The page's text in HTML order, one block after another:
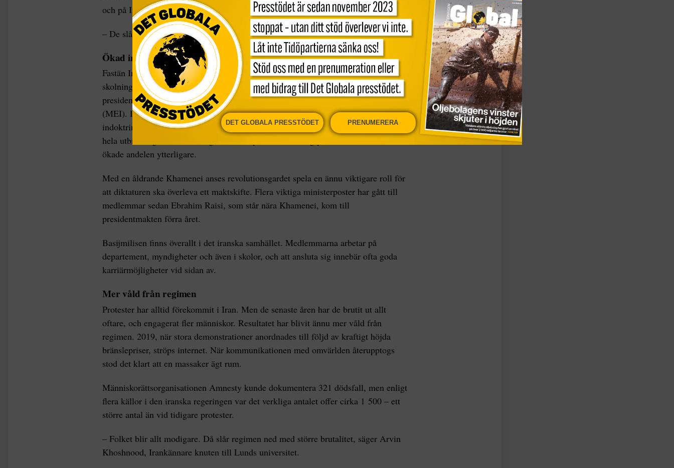
och på Irans ambassad i Stockholm efter det.
– De slår för att döda.
Ökad indoktrinering
Fastän Iran redan från start lade stor vikt vid revolutionsgardets ideologiska
skolning rapporterades 73 procent av dess medlemmar ha röstat på en reformist i
presidentvalet 1997, enligt Washingtonbaserade tankesmedjan Middle East Institute
(MEI). Det fick Irans högste ledare, ayatolla Ali Khamenei, att öka
indoktrineringen av gardisterna och deras familjer, till att omfatta en femtedel av
hela utbildningen. Efter de regimkritiska protesterna kring presidentvalet 2009
ökade andelen ytterligare.
Med en åldrande Khamenei anses revolutionsgardet spela en ännu viktigare roll för
att diktaturen ska överleva ett maktskifte. Flera viktiga ministerposter har gått till
medlemmar sedan Ebrahim Raisi, som står nära Khamenei, kom till
presidentmakten förra året.
Basijmilisen finns överallt i det iranska samhället. Medlemmarna arbetar på
departement, myndigheter och även i skolor, och att ansluta sig innebär ofta goda
karriärmöjligheter vid sidan av.
Mer våld från regimen
Protester har alltid förekommit i Iran. Men de senaste åren har de brutit ut allt
oftare, och engagerat fler människor. Resultatet har blivit ännu mer våld från
regimen. 2019, när stora demonstrationer anordnades till följd av kraftigt höjda
bränslepriser, ströps internet. När kommunikationen med omvärlden återupptogs
stod det klart att en massaker ägt rum.
Människorättsorganisationen Amnesty kunde dokumentera 321 dödsfall, men enligt
flera källor i den iranska regeringen var det verkliga antalet offer cirka 1 500 – ett
större antal än vid tidigare protester.
– Folket blir allt modigare. Då slår regimen ned med större brutalitet, säger Arvin
Khoshnood, Irankännare knuten till Lunds universitet.
DET GLOBALA PRESSTÖDET PRENUMERERA